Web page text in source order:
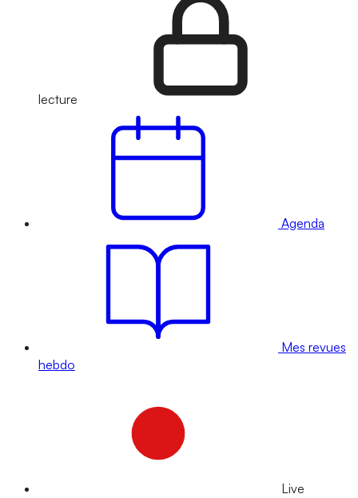
lecture
Agenda
Mes revues
hebdo
Live